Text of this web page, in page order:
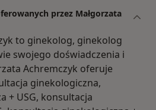
przez Małgorzata
to ginekolog, ginekolog
swojego doświadczenia i
Achremczyk oferuje
ginekologiczna,
+ USG, konsultacja